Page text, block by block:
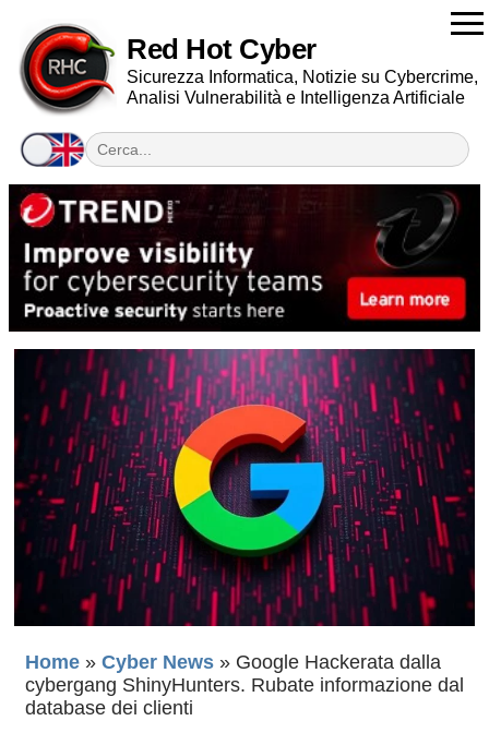
Red Hot Cyber
Sicurezza Informatica, Notizie su Cybercrime,
Analisi Vulnerabilità e Intelligenza Artificiale
Home » Cyber News » Google Hackerata dalla
cybergang ShinyHunters. Rubate informazione dal
database dei clienti